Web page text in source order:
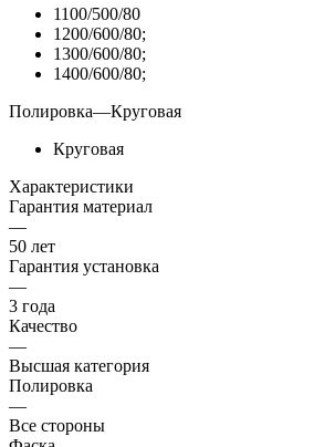
1100/500/80
1200/600/80;
1300/600/80;
1400/600/80;
Полировка—Круговая
Круговая
Характеристики
Гарантия материал
—
50 лет
Гарантия установка
—
3 года
Качество
—
Высшая категория
Полировка
—
Все стороны